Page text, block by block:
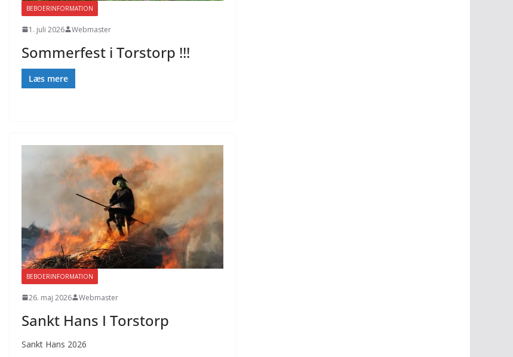
BEBOERINFORMATION
1. juli 2026 Webmaster
Sommerfest i Torstorp !!!
Læs mere
BEBOERINFORMATION
26. maj 2026 Webmaster
Sankt Hans I Torstorp
Sankt Hans 2026